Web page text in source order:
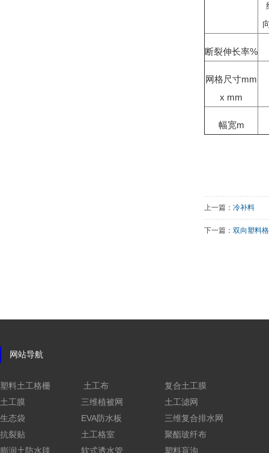
断裂伸长率%
网格尺寸mm
x mm
幅宽m
上一篇： 冷补料
下一篇： 双向塑料
网站导航
塑料土工格栅 土工布
复合土工膜
土工膜
三维植被网
土工滤网
生态袋
EVA防水板
三维复合排水网
抗裂贴
土工格室
聚酯玻纤布
膨润土防水毯
软式透水管 塑料盲沟